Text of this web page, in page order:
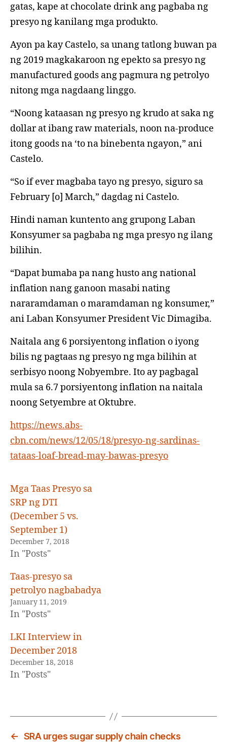
gatas, kape at chocolate drink ang pagbaba ng
presyo ng kanilang mga produkto.
Ayon pa kay Castelo, sa unang tatlong buwan pa
ng 2019 magkakaroon ng epekto sa presyo ng
manufactured goods ang pagmura ng petrolyo
nitong mga nagdaang linggo.
“Noong kataasan ng presyo ng krudo at saka ng
dollar at ibang raw materials, noon na-produce
itong goods na ‘to na binebenta ngayon,” ani
Castelo.
“So if ever magbaba tayo ng presyo, siguro sa
February [o] March,” dagdag ni Castelo.
Hindi naman kuntento ang grupong Laban
Konsyumer sa pagbaba ng mga presyo ng ilang
bilihin.
“Dapat bumaba pa nang husto ang national
inflation nang ganoon masabi nating
nararamdaman o maramdaman ng konsumer,”
ani Laban Konsyumer President Vic Dimagiba.
Naitala ang 6 porsiyentong inflation o iyong
bilis ng pagtaas ng presyo ng mga bilihin at
serbisyo noong Nobyembre. Ito ay pagbagal
mula sa 6.7 porsiyentong inflation na naitala
noong Setyembre at Oktubre.
https://news.abs-
cbn.com/news/12/05/18/presyo-ng-sardinas-
tataas-loaf-bread-may-bawas-presyo
Mga Taas Presyo sa
SRP ng DTI
(December 5 vs.
September 1)
December 7, 2018
In "Posts"
Taas-presyo sa
petrolyo nagbabadya
January 11, 2019
In "Posts"
LKI Interview in
December 2018
December 18, 2018
In "Posts"
← SRA urges sugar supply chain checks